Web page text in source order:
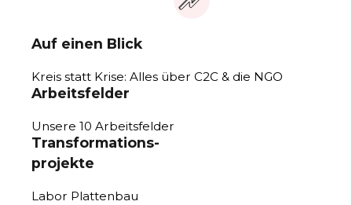
Auf einen Blick
Kreis statt Krise: Alles über C2C & die NGO
Arbeitsfelder
Unsere 10 Arbeitsfelder
Transformations-
projekte
Labor Plattenbau